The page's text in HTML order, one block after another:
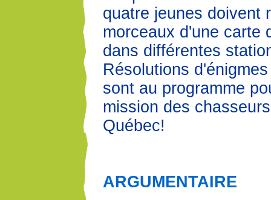
quatre jeunes doivent
morceaux d'une carte
dans différentes
Résolutions
sont au programme
mission des
Québec!
ARGUMENTAIRE